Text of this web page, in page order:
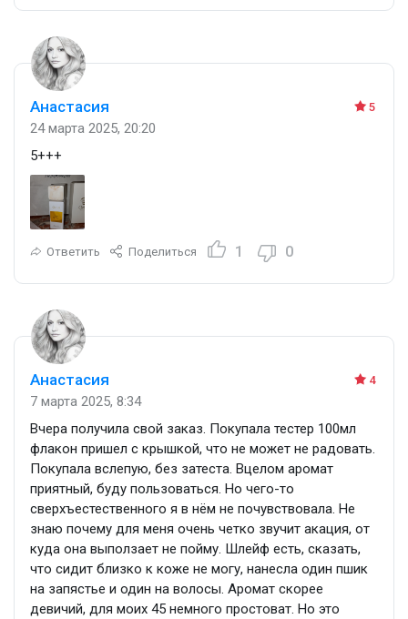
5
Анастасия
24 марта 2025, 20:20
5+++
Ответить Поделиться 1 0
4
Анастасия
7 марта 2025, 8:34
Вчера получила свой заказ. Покупала тестер 100мл
флакон пришел с крышкой, что не может не радовать.
Покупала вслепую, без затеста. Вцелом аромат
приятный, буду пользоваться. Но чего-то
сверхъестественного я в нём не почувствовала. Не
знаю почему для меня очень четко звучит акация, от
куда она выползает не пойму. Шлейф есть, сказать,
что сидит близко к коже не могу, нанесла один пшик
на запястье и один на волосы. Аромат скорее
девичий, для моих 45 немного простоват. Но это